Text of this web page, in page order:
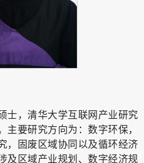
士，清华大学互联网产业研究
主要研究方向为：数字环保，
，固废区域协同以及循环经济
及区域产业规划、数字经济规